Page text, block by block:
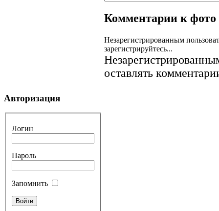
Комментарии к фото
Незарегистрированным
зарегистрируйтесь...
оставлять
Авторизация
Логин
Пароль
Запомнить